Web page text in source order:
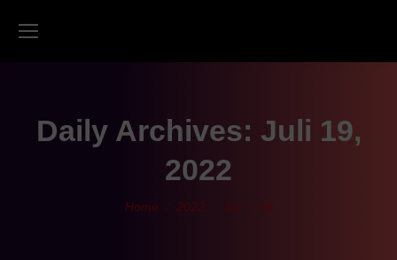
Daily Archives: Juli 19,
2022
You are here:
Home 2022 Juli 19